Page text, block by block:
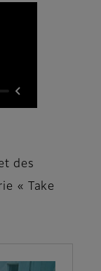
des
« Take